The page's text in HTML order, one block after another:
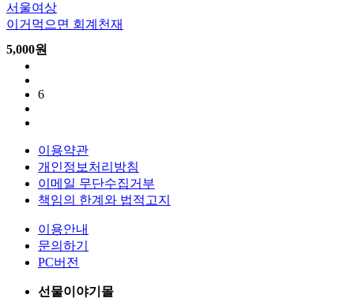
서울여상
이거먹으면 회계천재
5,000원
6
이용약관
개인정보처리방침
이메일 무단수집거부
책임의 한계와 법적고지
이용안내
문의하기
PC버전
선물이야기몰